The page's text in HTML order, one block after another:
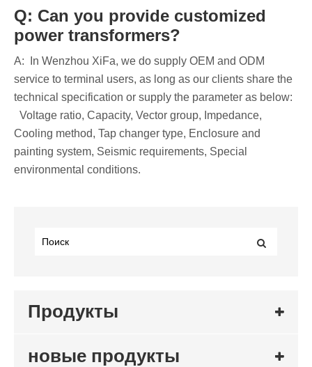
Q: Can you provide customized
power transformers?
A: In Wenzhou XiFa, we do supply OEM and ODM
service to terminal users, as long as our clients share the
technical specification or supply the parameter as below:
Voltage ratio, Capacity, Vector group, Impedance,
Cooling method, Tap changer type, Enclosure and
painting system, Seismic requirements, Special
environmental conditions.
Продукты
новые продукты